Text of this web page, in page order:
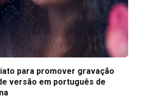
para promover gravação
versão em português de